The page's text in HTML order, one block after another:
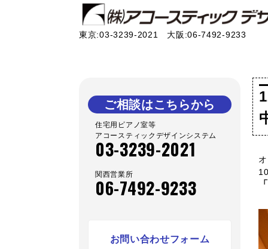
東京:03-3239-2021 大阪:06-7492-9233
ご相談はこちらから
住宅用ピアノ室等
アコースティックデザインシステム
03-3239-2021
関西営業所
06-7492-9233
お問い合わせフォーム